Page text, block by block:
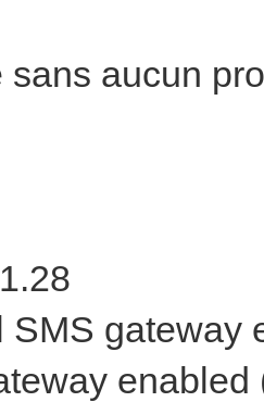
sans aucun
SMS gateway